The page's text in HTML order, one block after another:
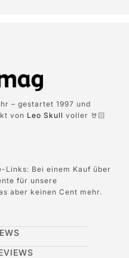
– gestartet 1997 und
von Leo Skull voller 🤘🏻
Bei einem Kauf über
für unsere
aber keinen Cent mehr.